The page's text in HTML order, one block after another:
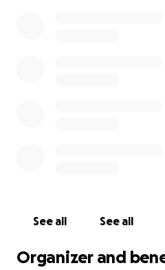
See all See all
Organizer and